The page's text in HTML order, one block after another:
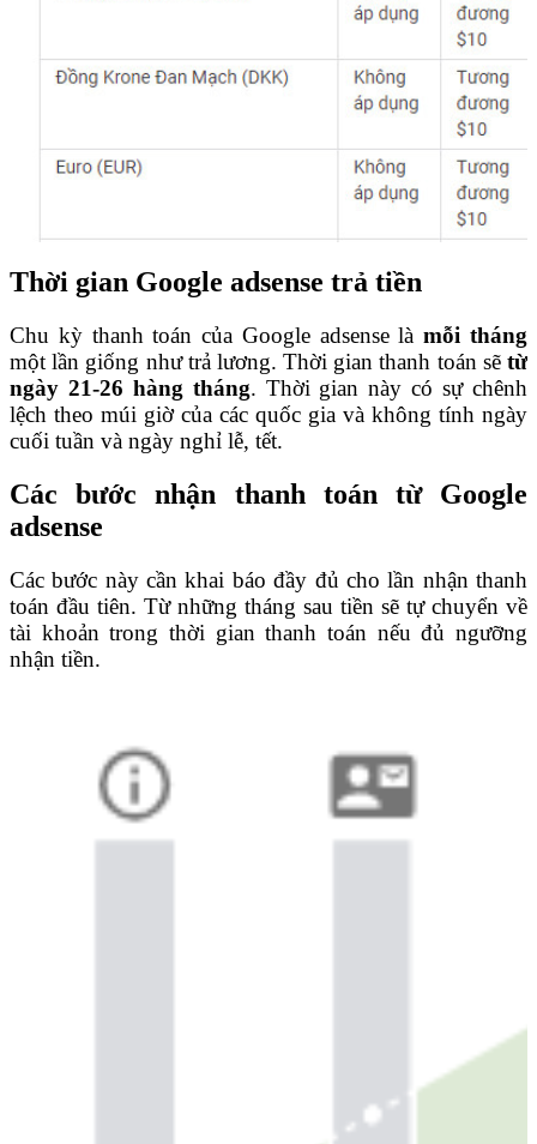
Thời gian Google adsense trả tiền
Chu kỳ thanh toán của Google adsense làmỗi tháng
một lần giống như trả lương. Thời gian thanh toán sẽ từ
ngày 21-26 hàng tháng. Thời gian này có sự chênh
lệch theo múi giờ của các quốc gia và không tính ngày
cuối tuần và ngày nghỉ lễ, tết.
Các bước nhận thanh toán từ Google
adsense
Các bước này cần khai báo đầy đủ cho lần nhận thanh
toán đầu tiên. Từ những tháng sau tiền sẽ tự chuyển về
tài khoản trong thời gian thanh toán nếu đủ ngưỡng
nhận tiền.